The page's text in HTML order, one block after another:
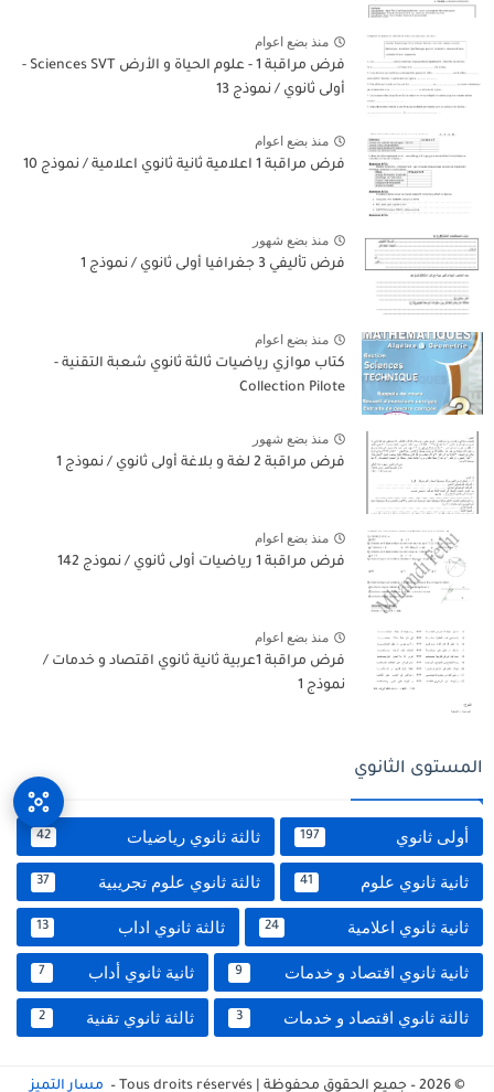
منذ بضع اعوام
فرض مراقبة 1 - علوم الحياة و الأرض Sciences SVT -
أولى ثانوي / نموذج 13
منذ بضع اعوام
فرض مراقبة 1 اعلامية ثانية ثانوي اعلامية / نموذج 10
منذ بضع شهور
فرض تأليفي 3 جغرافيا أولى ثانوي / نموذج 1
منذ بضع اعوام
كتاب موازي رياضيات ثالثة ثانوي شعبة التقنية -
Collection Pilote
منذ بضع شهور
فرض مراقبة 2 لغة و بلاغة أولى ثانوي / نموذج 1
منذ بضع اعوام
فرض مراقبة 1 رياضيات أولى ثانوي / نموذج 142
منذ بضع اعوام
فرض مراقبة 1عربية ثانية ثانوي اقتصاد و خدمات /
نموذج 1
المستوى الثانوي
أولى ثانوي 197 ثالثة ثانوي رياضيات 42
ثانية ثانوي علوم 41 ثالثة ثانوي علوم تجريبية 37
ثانية ثانوي اعلامية 24 ثالثة ثانوي اداب 13
ثانية ثانوي اقتصاد و خدمات 9 ثانية ثانوي أداب 7
ثالثة ثانوي اقتصاد و خدمات 3 ثالثة ثانوي تقنية 2
© 2026 – جميع الحقوق محفوظة | Tous droits réservés – مسار التميز